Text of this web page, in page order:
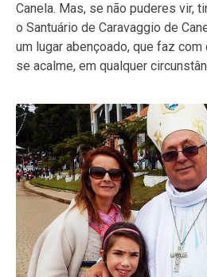
Canela. Mas, se não puderes vir,
o Santuário de Caravaggio de
um lugar abençoado, que faz
se acalme, em qualquer